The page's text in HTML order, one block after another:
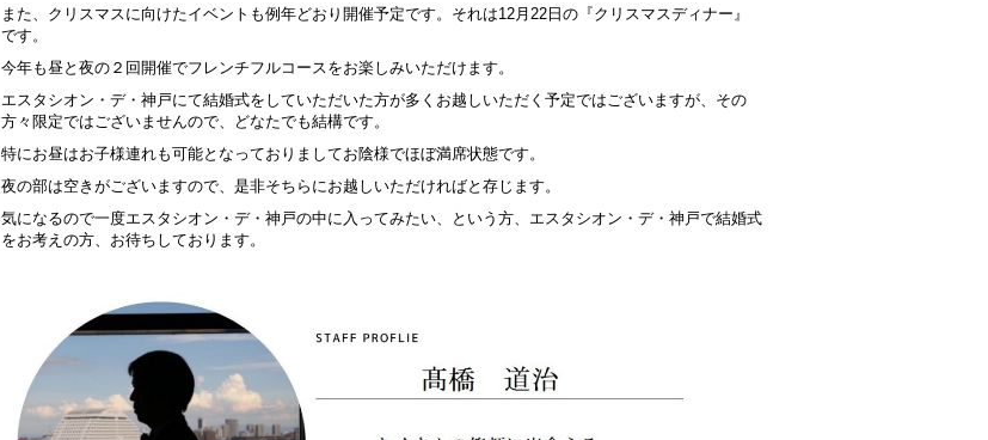
また、クリスマスに向けたイベントも例年どおり開催予定です。それは12月22日の『クリスマスディナー』
です。
今年も昼と夜の２回開催でフレンチフルコースをお楽しみいただけます。
エスタシオン・デ・神戸にて結婚式をしていただいた方が多くお越しいただく予定ではございますが、その
方々限定ではございませんので、どなたでも結構です。
特にお昼はお子様連れも可能となっておりましてお陰様でほぼ満席状態です。
夜の部は空きがございますので、是非そちらにお越しいただければと存じます。
気になるので一度エスタシオン・デ・神戸の中に入ってみたい、という方、エスタシオン・デ・神戸で結婚式
をお考えの方、お待ちしております。